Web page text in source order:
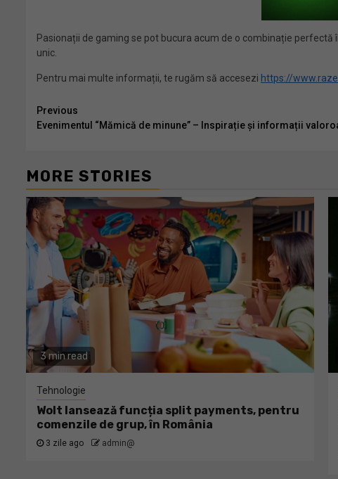
Pasionații de gaming se pot bucura acum de o combinație
unic.
Pentru mai multe informații, te rugăm să accesezi https://
Continue
Reading
Previous
Evenimentul “Mămică de minune” – Inspirație și informații
MORE STORIES
3 min read
Tehnologie
Wolt lansează funcția split payments, pentru
comenzile de grup, în România
3 zile ago admin@